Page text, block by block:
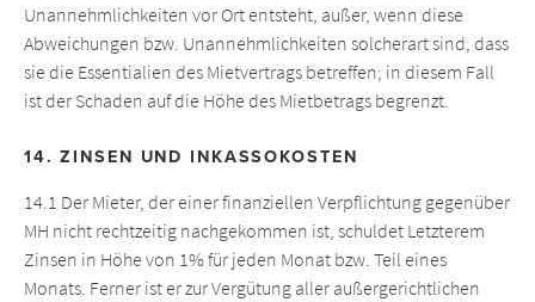
Unannehmlichkeiten vor Ort entsteht, außer, wenn diese
Abweichungen bzw. Unannehmlichkeiten solcherart sind, dass
sie die Essentialien des Mietvertrags betreffen; in diesem Fall
ist der Schaden auf die Höhe des Mietbetrags begrenzt.
14. ZINSEN UND INKASSOKOSTEN
14.1 Der Mieter, der einer finanziellen Verpflichtung gegenüber
MH nicht rechtzeitig nachgekommen ist, schuldet Letzterem
Zinsen in Höhe von 1% für jeden Monat bzw. Teil eines
Monats. Ferner ist er zur Vergütung aller außergerichtlichen